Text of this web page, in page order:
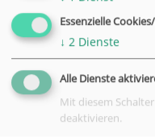
Marktstraße 75,
Tel. +49 5527 997327,
» weitere
VHS
Essenzielle
↓ 2 Dienste
Alle Dienste
Mit diesem
deaktivieren.